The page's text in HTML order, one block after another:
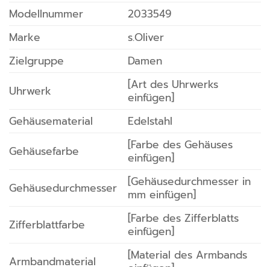
Modellnummer
2033549
Marke
s.Oliver
Zielgruppe
Damen
Uhrwerk
[Art des Uhrwerks
einfügen]
Gehäusematerial
Edelstahl
Gehäusefarbe
[Farbe des Gehäuses
einfügen]
Gehäusedurchmesser
[Gehäusedurchmesser in
mm einfügen]
Zifferblattfarbe
[Farbe des Zifferblatts
einfügen]
Armbandmaterial
[Material des Armbands